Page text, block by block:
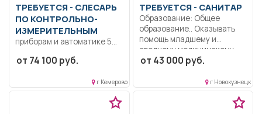
ТРЕБУЕТСЯ - СЛЕСАРЬ
ПО КОНТРОЛЬНО-
ИЗМЕРИТЕЛЬНЫМ
приборам и автоматике 5
Образование: Среднее
Проведение ремонта...
от 74 100 руб.
г Кемерово
ТРЕБУЕТСЯ - САНИТАР
Образование: Общее
образование.. Оказывать
помощь младшему и
среднему медицинскому...
от 43 000 руб.
г Новокузнецк